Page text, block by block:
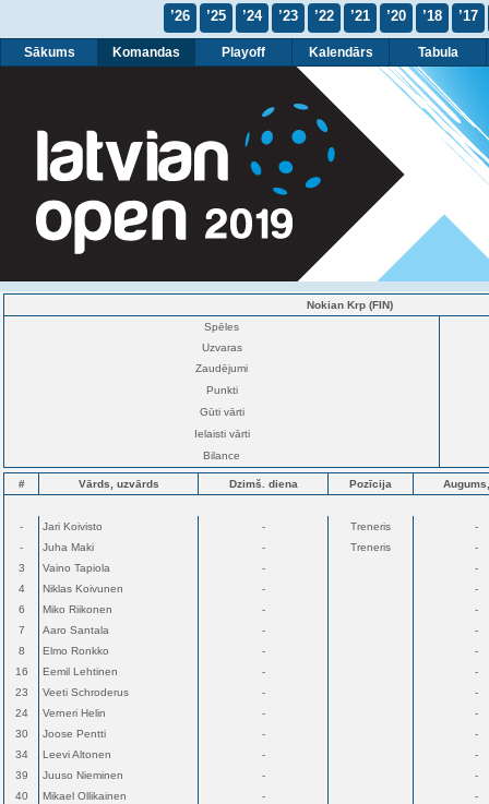
’17
’18
’20
’21
’22
’23
’24
’25
’26
Sākums Komandas Playoff Kalendārs Tabula
Nokian Krp (FIN)
Spēles
Uzvaras
Zaudējumi
Punkti
Gūti vārti
Ielaisti vārti
Bilance
# Vārds, uzvārds Dzimš. diena Pozīcija
- Jari Koivisto - Treneris
-
-
Juha Maki - Treneris
-
3
Vaino Tapiola -
-
4
Niklas Koivunen -
-
6
Miko Riikonen -
-
7
Aaro Santala -
-
8
Elmo Ronkko -
-
16
Eemil Lehtinen -
-
23
Veeti Schroderus -
-
24
Verneri Helin -
-
30
Joose Pentti -
-
34
Leevi Altonen -
-
39
Juuso Nieminen -
-
40
Mikael Ollikainen -
-